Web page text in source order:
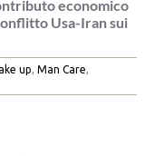
economico
Usa-Iran sui
up, Man Care,